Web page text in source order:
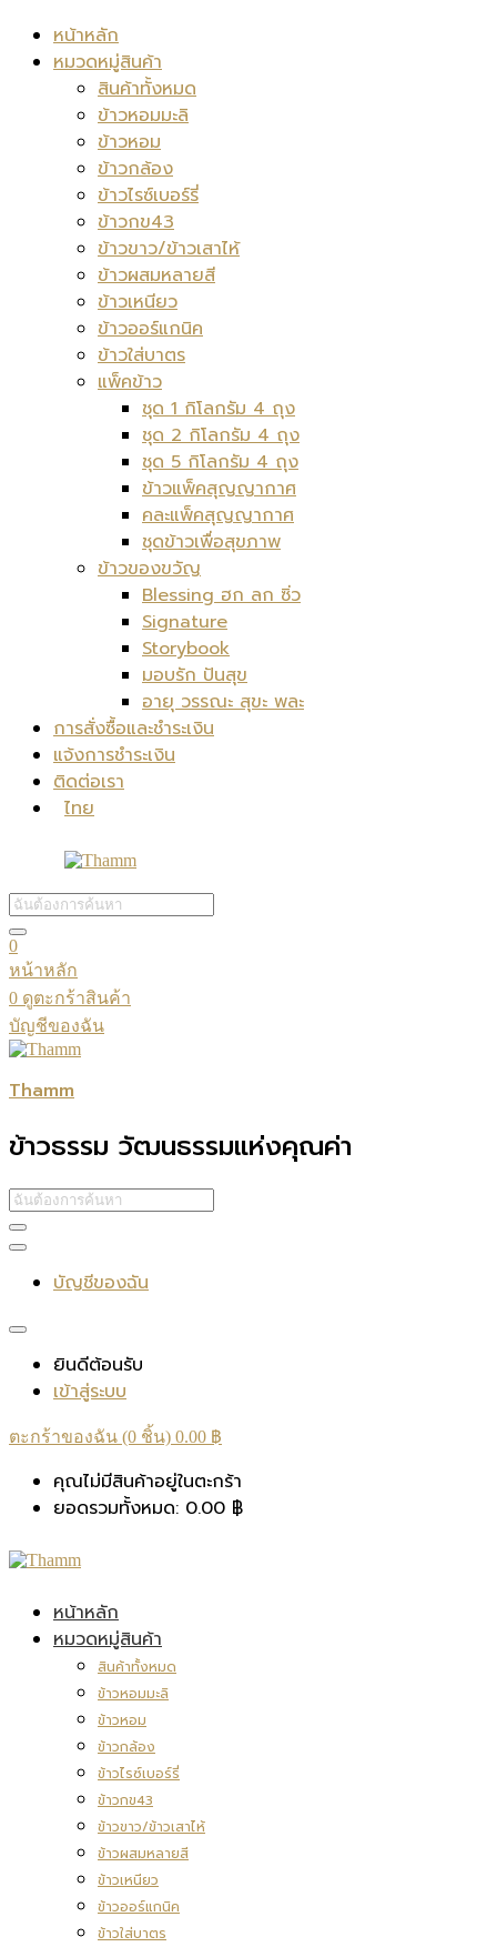
หน้าหลัก
หมวดหมู่สินค้า
สินค้าทั้งหมด
ข้าวหอมมะลิ
ข้าวหอม
ข้าวกล้อง
ข้าวไรซ์เบอร์รี่
ข้าวกข43
ข้าวขาว/ข้าวเสาไห้
ข้าวผสมหลายสี
ข้าวเหนียว
ข้าวออร์แกนิค
ข้าวใส่บาตร
แพ็คข้าว
ชุด 1 กิโลกรัม 4 ถุง
ชุด 2 กิโลกรัม 4 ถุง
ชุด 5 กิโลกรัม 4 ถุง
ข้าวแพ็คสุญญากาศ
คละแพ็คสุญญากาศ
ชุดข้าวเพื่อสุขภาพ
ข้าวของขวัญ
Blessing ฮก ลก ซิ่ว
Signature
Storybook
มอบรัก ปันสุข
อายุ วรรณะ สุขะ พละ
การสั่งซื้อและชำระเงิน
แจ้งการชำระเงิน
ติดต่อเรา
ไทย
0
หน้าหลัก
0 ดูตะกร้าสินค้า
บัญชีของฉัน
Thamm
ข้าวธรรม วัฒนธรรมแห่งคุณค่า
บัญชีของฉัน
ยินดีต้อนรับ
เข้าสู่ระบบ
ตะกร้าของฉัน (0 ชิ้น) 0.00 ฿
คุณไม่มีสินค้าอยู่ในตะกร้า
ยอดรวมทั้งหมด: 0.00 ฿
หน้าหลัก
หมวดหมู่สินค้า
สินค้าทั้งหมด
ข้าวหอมมะลิ
ข้าวหอม
ข้าวกล้อง
ข้าวไรซ์เบอร์รี่
ข้าวกข43
ข้าวขาว/ข้าวเสาไห้
ข้าวผสมหลายสี
ข้าวเหนียว
ข้าวออร์แกนิค
ข้าวใส่บาตร